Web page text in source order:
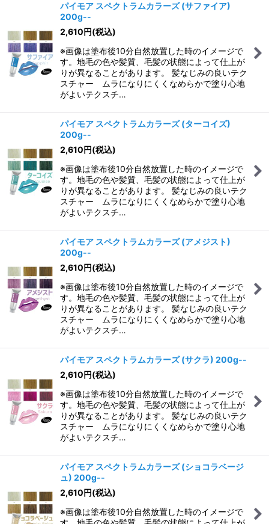
パイモア スペクトラムカラーズ (サファイア)
200g--
2,610円(税込)
※画像は塗布後10分自然放置した時のイメージで
す。地毛の色や髪質、毛髪の状態によって仕上が
りが異なることがあります。 髪なじみの良いテク
スチャー ムラになりにくくなめらかで塗り心地
がよいテクスチ…
パイモア スペクトラムカラーズ (ターコイズ)
200g--
2,610円(税込)
※画像は塗布後10分自然放置した時のイメージで
す。地毛の色や髪質、毛髪の状態によって仕上が
りが異なることがあります。 髪なじみの良いテク
スチャー ムラになりにくくなめらかで塗り心地
がよいテクスチ…
パイモア スペクトラムカラーズ (アメジスト)
200g--
2,610円(税込)
※画像は塗布後10分自然放置した時のイメージで
す。地毛の色や髪質、毛髪の状態によって仕上が
りが異なることがあります。 髪なじみの良いテク
スチャー ムラになりにくくなめらかで塗り心地
がよいテクスチ…
パイモア スペクトラムカラーズ (サクラ) 200g--
2,610円(税込)
※画像は塗布後10分自然放置した時のイメージで
す。地毛の色や髪質、毛髪の状態によって仕上が
りが異なることがあります。 髪なじみの良いテク
スチャー ムラになりにくくなめらかで塗り心地
がよいテクスチ…
パイモア スペクトラムカラーズ (ショコラベージ
ュ) 200g--
2,610円(税込)
※画像は塗布後10分自然放置した時のイメージで